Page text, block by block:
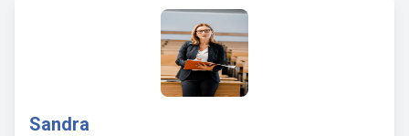
Sandra